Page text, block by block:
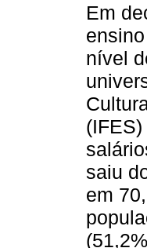
Em
nível
saiu
em